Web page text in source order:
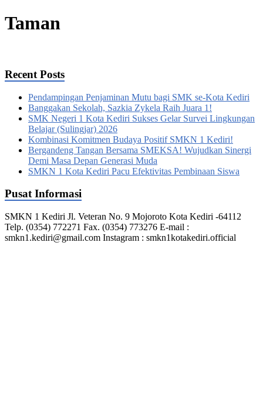
Taman
Recent Posts
Pendampingan Penjaminan Mutu bagi SMK se-Kota Kediri
Banggakan Sekolah, Sazkia Zykela Raih Juara 1!
SMK Negeri 1 Kota Kediri Sukses Gelar Survei Lingkungan
Belajar (Sulingjar) 2026
Kombinasi Komitmen Budaya Positif SMKN 1 Kediri!
Bergandeng Tangan Bersama SMEKSA! Wujudkan Sinergi
Demi Masa Depan Generasi Muda
SMKN 1 Kota Kediri Pacu Efektivitas Pembinaan Siswa
Pusat Informasi
SMKN 1 Kediri Jl. Veteran No. 9 Mojoroto Kota Kediri -64112
Telp. (0354) 772271 Fax. (0354) 773276 E-mail :
smkn1.kediri@gmail.com Instagram : smkn1kotakediri.official